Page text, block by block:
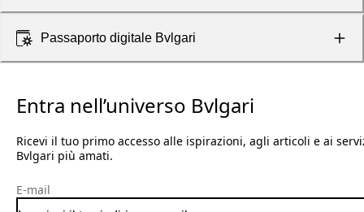
Passaporto digitale Bvlgari
Entra nell’universo Bvlgari
Ricevi il tuo primo accesso alle ispirazioni, agli articoli e ai
Bvlgari più amati.
E-mail